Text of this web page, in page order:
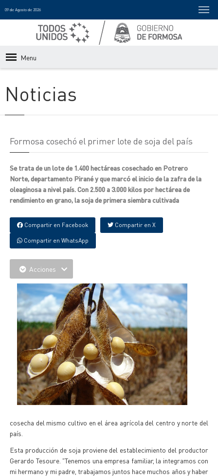
09 de Agosto de 2026
Menu
Noticias
Formosa cosechó el primer lote de soja del país
Se trata de un lote de 1.400 hectáreas cosechado en Potrero
Norte, departamento Pirané y que marcó el inicio de la zafra de la
oleaginosa a nivel país. Con 2.500 a 3.000 kilos por hectárea de
rendimiento en grano, la soja de primera siembra cultivada
Compartir en Facebook Compartir en X
Compartir en WhatsApp
Acciones
cosecha del mismo cultivo en el área agrícola del centro y norte del
país.
Esta producción de soja proviene del establecimiento del productor
Gerardo Tesoure. "Tenemos una empresa familiar, la integramos con
mi hermano y mi padre, trabajamos juntos hace muchos años y haber